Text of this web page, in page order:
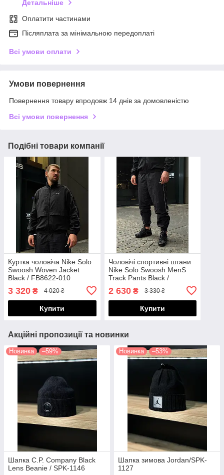
Детальніше
Оплатити частинами
Післяплата за мінімальною передоплаті
Всі умови оплати
Умови повернення
Повернення товару впродовж 14 днів за домовленістю
Всі умови повернення
Подібні товари компанії
Куртка чоловіча Nike Solo
Swoosh Woven Jacket
Black / FB8622-010
3 320 ₴ 4 020 ₴
Купити
Чоловічі спортивні штани
Nike Solo Swoosh MenS
Track Pants Black /
2 630₴ 3 330 ₴
Купити
Акційні пропозиції та новинки
Новинка –59%
Шапка C.P. Company Black
Lens Beanie / SPK-1146
Новинка –53%
Шапка зимова Jordan/SPK-
1127